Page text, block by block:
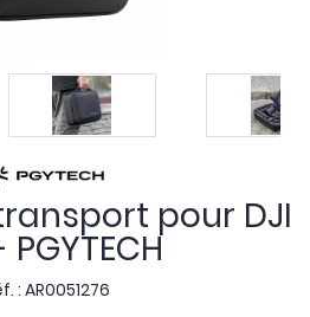
pour DJI
PGYTECH
: AR0051276